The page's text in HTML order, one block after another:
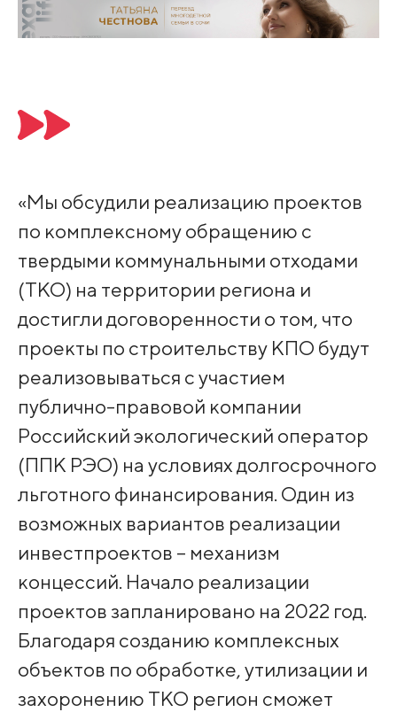
«Мы обсудили реализацию проектов
по комплексному обращению с
твердыми коммунальными отходами
(ТКО) на территории региона и
достигли договоренности о том, что
проекты по строительству КПО будут
реализовываться с участием
публично-правовой компании
Российский экологический оператор
(ППК РЭО) на условиях долгосрочного
льготного финансирования. Один из
возможных вариантов реализации
инвестпроектов – механизм
концессий. Начало реализации
проектов запланировано на 2022 год.
Благодаря созданию комплексных
объектов по обработке, утилизации и
захоронению ТКО регион сможет